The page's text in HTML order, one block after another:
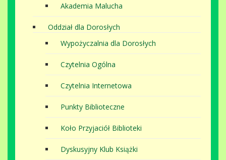
Akademia Malucha
Oddział dla Dorosłych
Wypożyczalnia dla Dorosłych
Czytelnia Ogólna
Czytelnia Internetowa
Punkty Biblioteczne
Koło Przyjaciół Biblioteki
Dyskusyjny Klub Książki